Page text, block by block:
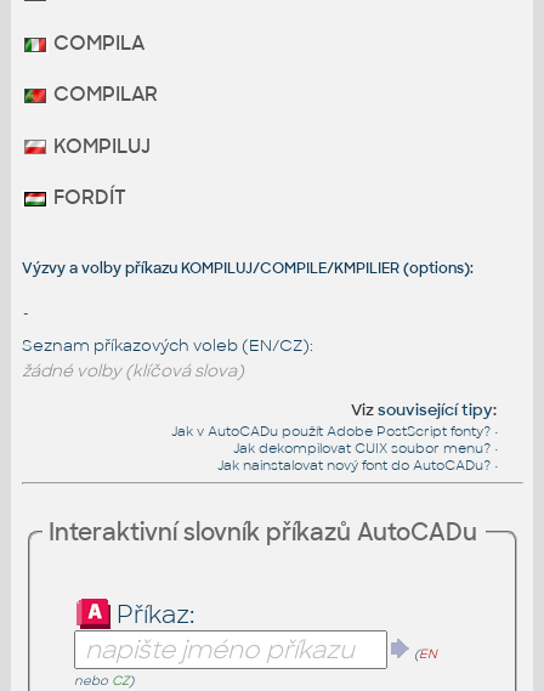
COMPILA
COMPILAR
KOMPILUJ
FORDÍT
Výzvy a volby příkazu KOMPILUJ/COMPILE/KMPILIER (options):
-
Seznam příkazových voleb (EN/CZ):
žádné volby (klíčová slova)
Vizsouvisející tipy:
Jak v AutoCADu použít Adobe PostScript fonty? •
Jak dekompilovat CUIX soubor menu? •
Jak nainstalovat nový font do AutoCADu? •
Interaktivní slovník příkazů AutoCADu
Příkaz:
(EN
nebo CZ)